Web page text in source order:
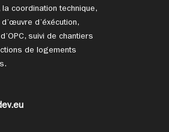
la coordination technique,
d’éxécution,
suivi de chantiers
de logements